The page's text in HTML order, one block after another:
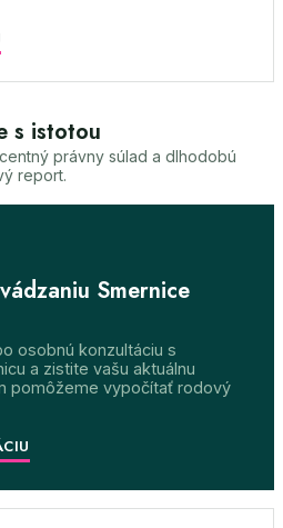
s istotou
právny súlad a dlhodobú
report.
Smernice
osobnú konzultáciu s
a zistite vašu aktuálnu
pomôžeme vypočítať rodový